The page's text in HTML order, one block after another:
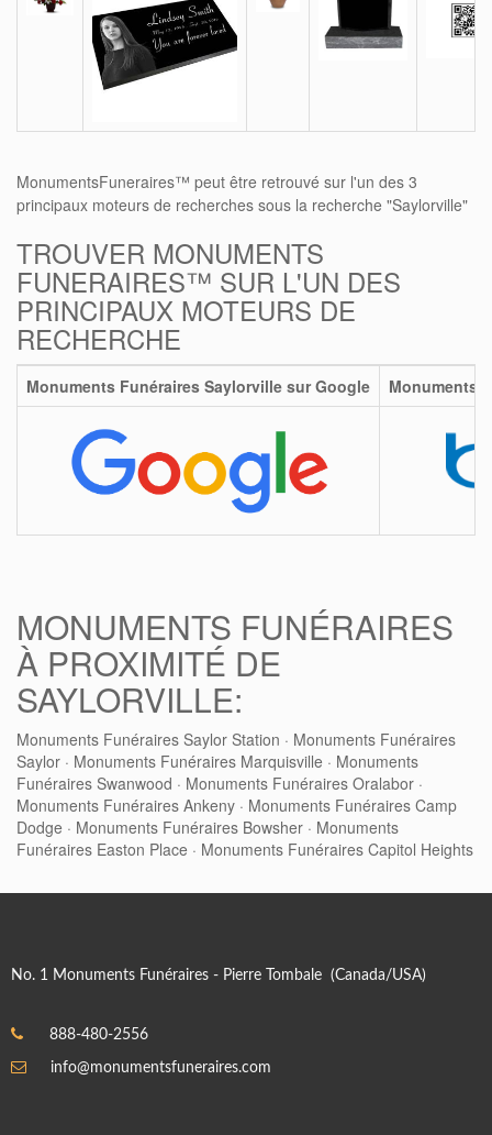
MonumentsFuneraires™ peut être retrouvé sur l'un des 3
principaux moteurs de recherches sous la recherche "Saylorville"
TROUVER MONUMENTS
FUNERAIRES™ SUR L'UN DES
PRINCIPAUX MOTEURS DE
RECHERCHE
Monuments Funéraires Saylorville sur Google Monuments
MONUMENTS FUNÉRAIRES
À PROXIMITÉ DE
SAYLORVILLE:
Monuments Funéraires Saylor Station · Monuments Funéraires
Saylor · Monuments Funéraires Marquisville · Monuments
Funéraires Swanwood · Monuments Funéraires Oralabor ·
Monuments Funéraires Ankeny · Monuments Funéraires Camp
Dodge · Monuments Funéraires Bowsher · Monuments
Funéraires Easton Place · Monuments Funéraires Capitol Heights
No. 1 Monuments Funéraires - Pierre Tombale (Canada/USA)
888-480-2556
info@monumentsfuneraires.com